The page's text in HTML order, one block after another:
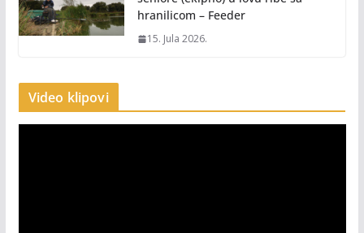
hranilicom – Feeder
15. Jula 2026.
Video klipovi